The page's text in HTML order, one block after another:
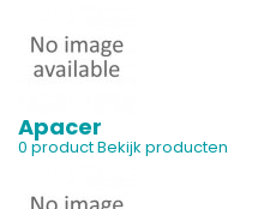
Apacer
0 productBekijk producten